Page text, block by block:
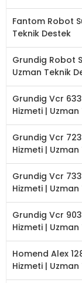
Fantom Robot
Teknik Destek
Grundig Robot
Uzman Teknik
Grundig Vcr
Hizmeti |
Grundig Vcr
Hizmeti |
Grundig Vcr
Hizmeti |
Grundig Vcr
Hizmeti |
Homend Alex
Hizmeti |